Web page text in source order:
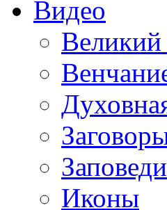
Видео
Великий
Заповеди
Иконы